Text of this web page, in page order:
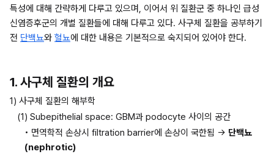
특성에 대해 간략하게 다루고 있으며, 이어서 위 질환군 중 하나인 급성
신염증후군의 개별 질환들에 대해 다루고 있다. 사구체 질환을 공부하기
전 단백뇨와 혈뇨에 대한 내용은 기본적으로 숙지되어 있어야 한다.
1. 사구체 질환의 개요
1) 사구체 질환의 해부학
(1) Subepithelial space: GBM과 podocyte 사이의 공간
• 면역학적 손상시 filtration barrier에 손상이 국한됨 → 단백뇨
(nephrotic)